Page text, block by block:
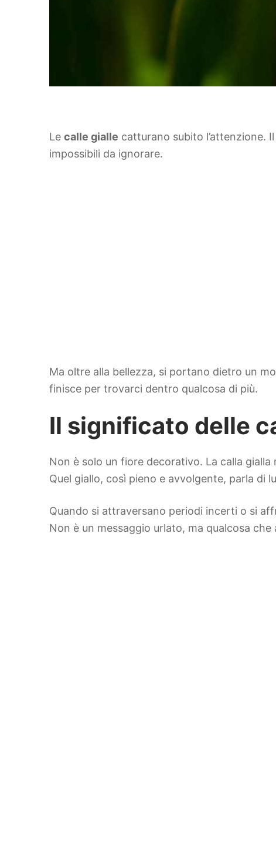
Le calle gialle catturano subito l’attenzione.
impossibili da ignorare.
Ma oltre alla bellezza, si portano dietro un
finisce per trovarci dentro qualcosa di più.
Il significato delle
Non è solo un fiore decorativo. La calla
Quel giallo, così pieno e avvolgente, parla di
Quando si attraversano periodi incerti o si
Non è un messaggio urlato, ma qualcosa